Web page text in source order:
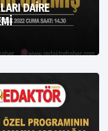
DAİRE